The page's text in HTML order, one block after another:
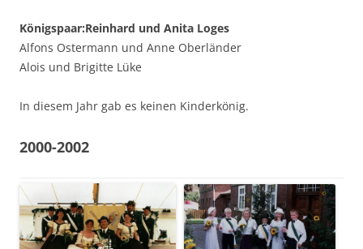
Königspaar:Reinhard und Anita Loges
Alfons Ostermann und Anne Oberländer
Alois und Brigitte Lüke
In diesem Jahr gab es keinen Kinderkönig.
2000-2002